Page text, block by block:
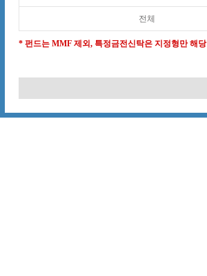
전체
* 펀드는 MMF 제외, 특정금전신탁은 지정형만 해당